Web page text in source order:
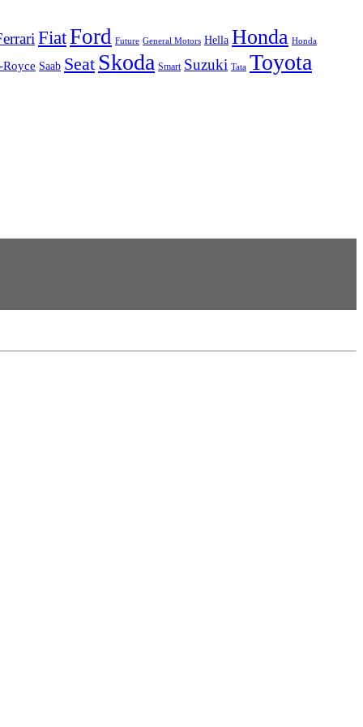
FiatFord Future General Motors Hella Honda Honda
Saab Seat Skoda Smart Suzuki Tata Toyota